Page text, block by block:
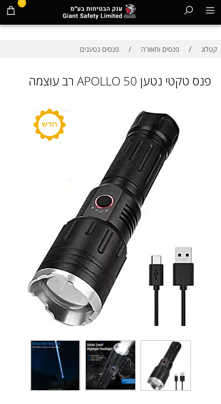
0
קטלוג / פנסים ותאורה / פנסים נטענים
פנס טקטי נטען APOLLO 50 רב עוצמה